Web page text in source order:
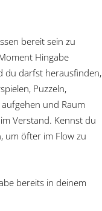
bereit sein zu
Hingabe
du darfst herausfinden,
Puzzeln,
und Raum
Verstand. Kennst du
um öfter im Flow zu
bereits in deinem